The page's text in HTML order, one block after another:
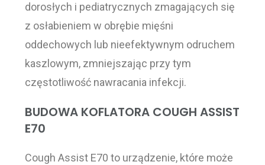
dorosłych i pediatrycznych zmagających się
z osłabieniem w obrębie mięśni
oddechowych lub nieefektywnym odruchem
kaszlowym, zmniejszając przy tym
częstotliwość nawracania infekcji.
BUDOWA KOFLATORA COUGH ASSIST
E70
Cough Assist E70 to urządzenie, które może